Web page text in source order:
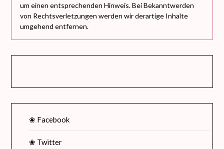
um einen entsprechenden Hinweis. Bei Bekanntwerden
von Rechtsverletzungen werden wir derartige Inhalte
umgehend entfernen.
❀ Facebook
❀ Twitter